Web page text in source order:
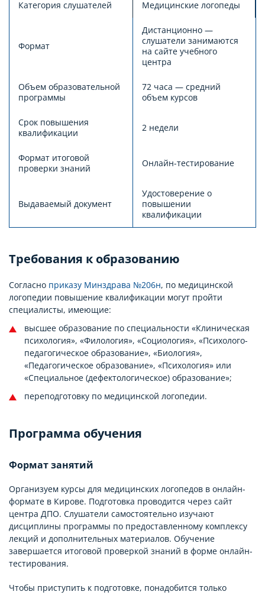
Категория слушателей Медицинские логопеды
Формат
Дистанционно —
слушатели занимаются
на сайте учебного
центра
Объем образовательной
программы
72 часа — средний
объем курсов
Срок повышения
квалификации
2 недели
Формат итоговой
проверки знаний
Онлайн-тестирование
Выдаваемый документ
Удостоверение о
повышении
квалификации
Требования к образованию
Согласно приказу Минздрава №206н, по медицинской
логопедии повышение квалификации могут пройти
специалисты, имеющие:
высшее образование по специальности «Клиническая
психология», «Филология», «Социология», «Психолого-
педагогическое образование», «Биология»,
«Педагогическое образование», «Психология» или
«Специальное (дефектологическое) образование»;
переподготовку по медицинской логопедии.
Программа обучения
Формат занятий
Организуем курсы для медицинских логопедов в онлайн-
формате в Кирове. Подготовка проводится через сайт
центра ДПО. Слушатели самостоятельно изучают
дисциплины программы по предоставленному комплексу
лекций и дополнительных материалов. Обучение
завершается итоговой проверкой знаний в форме онлайн-
тестирования.
Чтобы приступить к подготовке, понадобится только